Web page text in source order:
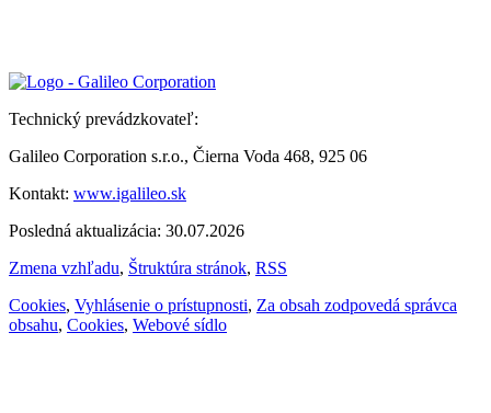
Technický prevádzkovateľ:
Galileo Corporation s.r.o., Čierna Voda 468, 925 06
Kontakt: www.igalileo.sk
Posledná aktualizácia: 30.07.2026
Zmena vzhľadu, Štruktúra stránok, RSS
Cookies, Vyhlásenie o prístupnosti, Za obsah zodpovedá správca
obsahu, Cookies, Webové sídlo